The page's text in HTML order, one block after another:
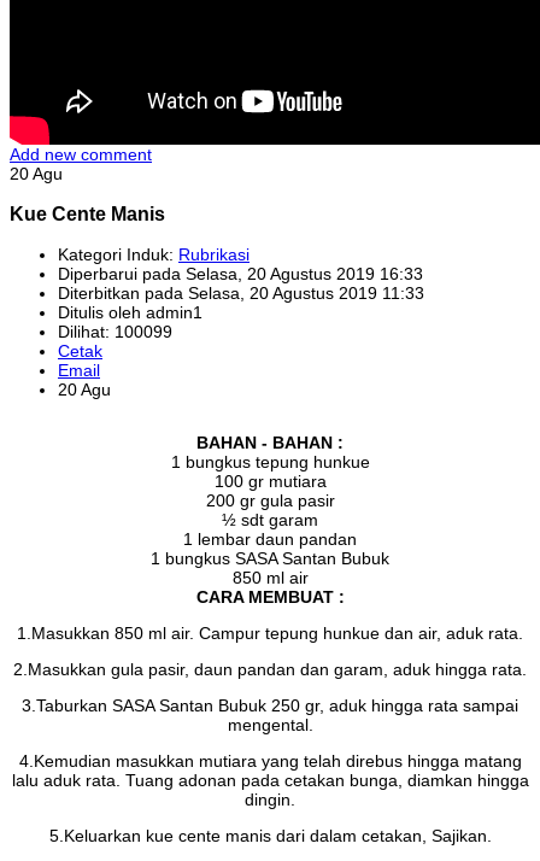
Add new comment
20 Agu
Kue Cente Manis
Kategori Induk: Rubrikasi
Diperbarui pada Selasa, 20 Agustus 2019 16:33
Diterbitkan pada Selasa, 20 Agustus 2019 11:33
Ditulis oleh admin1
Dilihat: 100099
Cetak
Email
20 Agu
BAHAN - BAHAN :
1 bungkus tepung hunkue
100 gr mutiara
200 gr gula pasir
½ sdt garam
1 lembar daun pandan
1 bungkus SASA Santan Bubuk
850 ml air
CARA MEMBUAT :
1.Masukkan 850 ml air. Campur tepung hunkue dan air, aduk rata.
2.Masukkan gula pasir, daun pandan dan garam, aduk hingga rata.
3.Taburkan SASA Santan Bubuk 250 gr, aduk hingga rata sampai
mengental.
4.Kemudian masukkan mutiara yang telah direbus hingga matang
lalu aduk rata. Tuang adonan pada cetakan bunga, diamkan hingga
dingin.
5.Keluarkan kue cente manis dari dalam cetakan, Sajikan.